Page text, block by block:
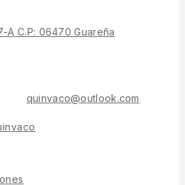
A C.P: 06470 Guareña
quinvaco@outlook.com